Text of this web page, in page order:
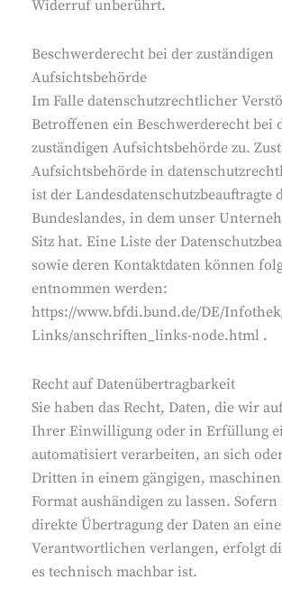
Widerruf unberührt.
Beschwerderecht bei der zuständigen
Aufsichtsbehörde
Im Falle datenschutzrechtlicher
Betroffenen ein Beschwerderecht bei
zuständigen Aufsichtsbehörde zu.
Aufsichtsbehörde in
ist der Landesdatenschutzbeauftragte
Bundeslandes, in dem unser
Sitz hat. Eine Liste der
sowie deren Kontaktdaten können
entnommen werden:
https://www.bfdi.bund.de/DE/
Links/anschriften_links-node.html .
Recht auf Datenübertragbarkeit
Sie haben das Recht, Daten, die wir
Ihrer Einwilligung oder in Erfüllung
automatisiert verarbeiten, an sich
Dritten in einem gängigen,
Format aushändigen zu lassen. Sofern
direkte Übertragung der Daten an
Verantwortlichen verlangen, erfolgt
es technisch machbar ist.